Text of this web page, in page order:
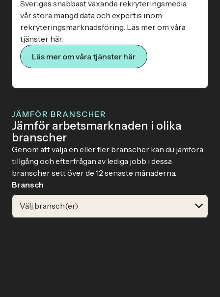
Sveriges snabbast växande rekryteringsmedia,
vår stora mängd data och expertis inom
rekryteringsmarknadsföring. Läs mer om våra
tjänster här.
Läs mer om våra tjänster här
JÄMFÖR BRANSCHER
Jämför arbetsmarknaden i olika
branscher
Genom att välja en eller fler branscher kan du jämföra
tillgång och efterfrågan av lediga jobb i dessa
branscher sett över de 12 senaste månaderna.
Bransch
Välj bransch(er)